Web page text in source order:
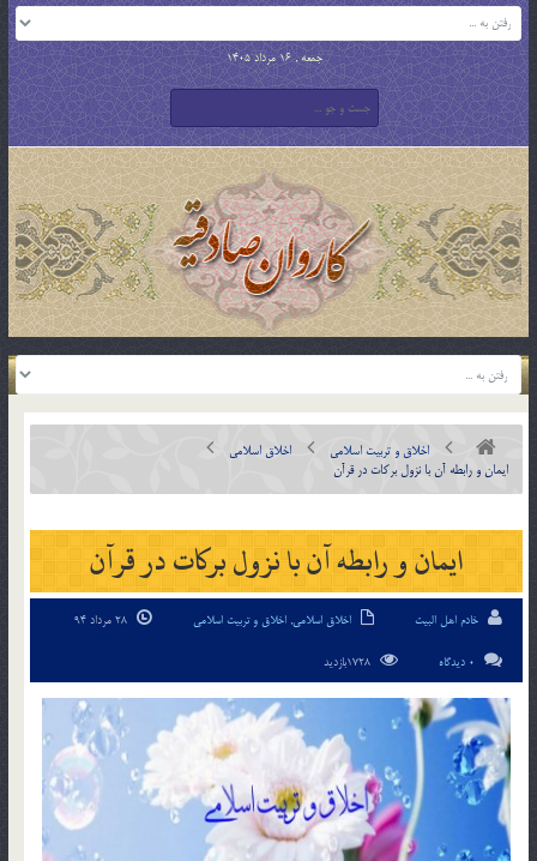
جمعه , 16 مرداد 1405
اخلاق و تربیت اسلامی
اخلاق اسلامی
ايمان و رابطه آن با نزول بركات در قرآن
ايمان و رابطه آن با نزول بركات در قرآن
خادم اهل البیت اخلاق اسلامی, اخلاق و تربیت اسلامی
0 دیدگاه